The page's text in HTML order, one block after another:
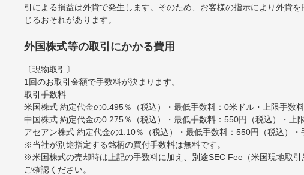
引による損益は外貨で発生します。そのため、お客様の指示により外貨
じるおそれがあります。
外国株式等の取引にかかる費用
〔現物取引〕
1回のお取引金額で手数料が決まります。
取引手数料
米国株式 約定代金の0.495％（税込）・最低手数料：0米ドル・上限手数
中国株式 約定代金の0.275％（税込）・最低手数料：550円（税込）・上
アセアン株式 約定代金の1.10％（税込）・最低手数料：550円（税込）・
※当社が別途指定する銘柄の買付手数料は無料です。
※米国株式の売却時は上記の手数料に加え、別途SEC Fee（米国現地取
ご確認ください。